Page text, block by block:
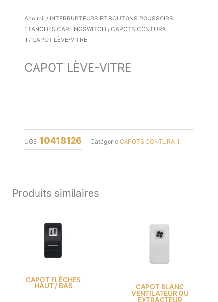
Accueil / INTERRUPTEURS ET BOUTONS POUSSOIRS
ETANCHES CARLINGSWITCH / CAPOTS CONTURA
II / CAPOT LÈVE-VITRE
CAPOT LÈVE-VITRE
UGS 10418126 Catégorie CAPOTS CONTURA II
Produits similaires
CAPOT FLÈCHES
HAUT / BAS
CAPOT BLANC
VENTILATEUR OU
EXTRACTEUR